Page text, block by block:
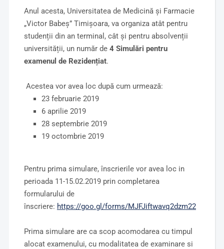
Anul acesta, Universitatea de Medicină și Farmacie
„Victor Babeș” Timișoara, va organiza atât pentru
studenții din an terminal, cât și pentru absolvenții
universității, un număr de 4 Simulări pentru
examenul de Rezidențiat.
Acestea vor avea loc după cum urmează:
23 februarie 2019
6 aprilie 2019
28 septembrie 2019
19 octombrie 2019
Pentru prima simulare, înscrierile vor avea loc in
perioada 11-15.02.2019 prin completarea
formularului de
înscriere: https://goo.gl/forms/MJFJiftwavq2dzm22
Prima simulare are ca scop acomodarea cu timpul
alocat examenului, cu modalitatea de examinare si